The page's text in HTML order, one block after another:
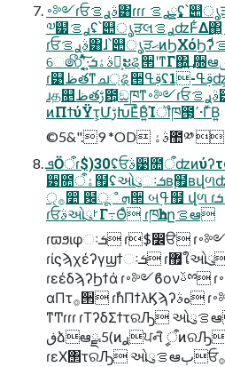
࠾༻ɾਓࣄࢪࡦ͸ɾɾɾ ࣏ྍࢪࡦʢ՝୊ൃੜޙࢪࡦʣͰ͸ͳ͘
༧๷ࢪࡦʢ՝୊ൃੜલࢪࡦʣͰ͋Δ΂͖ ཧ༝ ࠾༻
ɾਓࣄࢪࡦ͸ɺ՝୊ൃੜޙͷϦΧόϦʔࢪࡦͩͱϦʔυλΠϜ͕
େ෯ʹ͔͔ͬͯ͠·͍ࣄۀܭը͕ະୡ੒ʹͳΓ΍͍͢ ૝ఆݪҼ
ɾ୹ظతͳച্ୡ੒ࢥߟʢ1-ࢥߟʣ͕ڧ͘ɺ
ɹத௕ظతࢹ఺͕ඞཁͳ࠾༻ɾਓࣄࢪࡦ͸ޙճ͠ʹͳΓ͕ͪ ɾ࠾༻
ͷΠϯύΫτ͕ՄࢹԽ͞ΕͮΒ͍ͨΊॏཁ౓͕ߴ·ΓͮΒ͍
©5&".9 *OD ࣄۀ಺༰ 
ܦӦऀɾ$)30ʢਓࣄ੹೚ऀʣͷύʔτφʔͱͯ͠ ࠾༻
੹೚ऀۀ຿ʢઓུઃܭʙ࣮຿ʙվળʣΛτʔλϧࢧԉ ࠾༻ઓཱུҊ
੍࡞෺ ฼ूஂܗ੒ બߟ࣮຿ վળ ɾࣄۀܭըɾઓུώΞϦϯά
ɾਓࣄઓུࡲΓ߹Θͤ ɾཁһܭըࡦఆ
ɾϖϧιφઃܭ ɾ$෼ੳ ɾ࠾༻ϒϥϯσΟϯά ɾഔମબఆ
ɾίϛϡχέʔγϣϯઃܭ ɾ޿ใઓུ ɾ࠾༻,1*ࡦఆ
ɾεέδϡʔϦϯά ɾ࠾༻ϐονࢿྉ ɾ࠾༻ಈը ɾ࠾༻
αΠτ࡞੒ ɾࣾһΠϯλϏϡʔهࣄ ɾ࠾༻ഔମܝࡌ৘ใ੔ཧ
ͳͲɾɾɾ ɾΤʔδΣϯτରԠ ઓུࡦఆΤʔδΣϯτ΁ͷษ
ڧձఆྫ.5(ͷ࣮ࢪਪનީิ ऀͷରԠબߟٻ৬ऀͷࡲΓ߹ ΘͤͳͲ
ɾεΧ΢τରԠ ઓུࡦఆٻਓ࡞੒εΧ΢τจ